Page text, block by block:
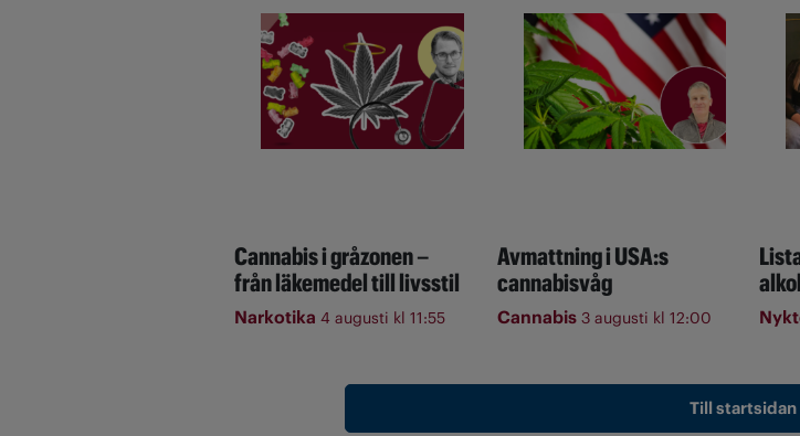
Cannabis i gråzonen –
från läkemedel till livsstil
Narkotika 4 augusti kl 11:55
Avmattning i USA:s
cannabisvåg
Cannabis 3 augusti kl 12:00
Till startsidan